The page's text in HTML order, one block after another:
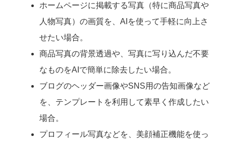
ホームページに掲載する写真（特に商品写真や
人物写真）の画質を、AIを使って手軽に向上さ
せたい場合。
商品写真の背景透過や、写真に写り込んだ不要
なものをAIで簡単に除去したい場合。
ブログのヘッダー画像やSNS用の告知画像など
を、テンプレートを利用して素早く作成したい
場合。
プロフィール写真などを、美顔補正機能を使っ